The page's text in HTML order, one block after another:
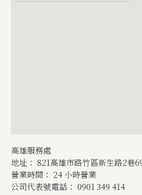
高雄服務處
地址： 821高雄市路竹區新生路2巷
營業時間： 24 小時營業
公司代表號電話： 0901 349 414